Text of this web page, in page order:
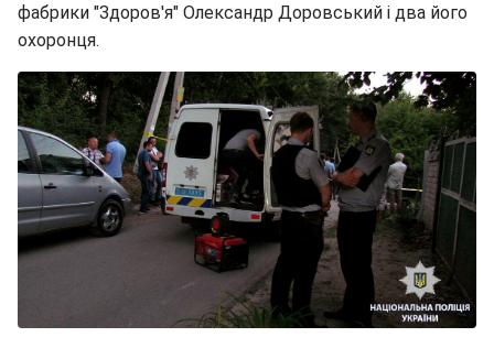
фабрики "Здоров'я" Олександр Доровський і два його
охоронця.